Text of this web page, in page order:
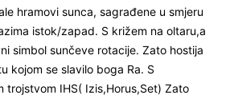
hramovi sunca, sagrađene u smjeru
istok/zapad. S križem na oltaru,a
simbol sunčeve rotacije. Zato hostija
kojom se slavilo boga Ra. S
trojstvom IHS( Izis,Horus,Set) Zato